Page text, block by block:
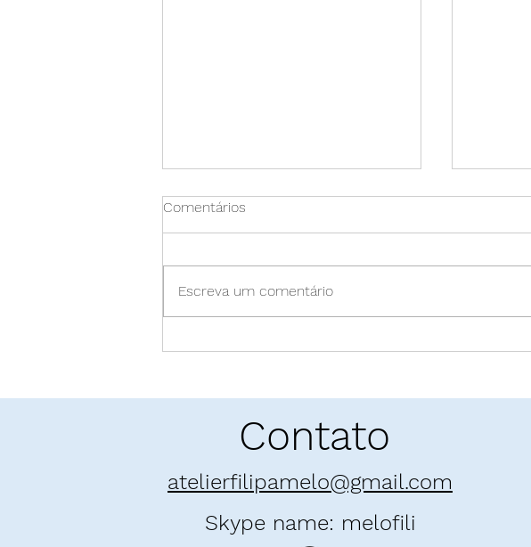
Comentários
Escreva um comentário
Contato
atelierfilipamelo@gmail.com
Skype name: melofili